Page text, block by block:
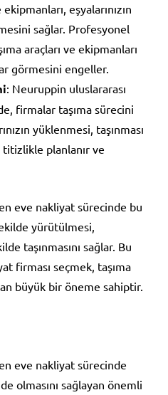
eşyalarınızın
sağlar. Profesyonel
araçları ve ekipmanları
görmesini engeller.
: Neuruppin uluslararası
firmalar taşıma sürecini
yüklenmesi, taşınması
titizlikle planlanır ve
eve nakliyat sürecinde bu
yürütülmesi,
taşınmasını sağlar. Bu
firması seçmek, taşıma
büyük bir öneme sahiptir.
eve nakliyat sürecinde
olmasını sağlayan önemli